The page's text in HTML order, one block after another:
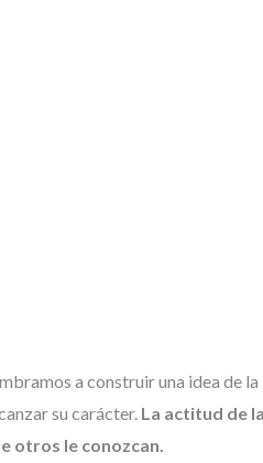
a construir una idea de
su carácter. La actitud de
otros le conozcan.